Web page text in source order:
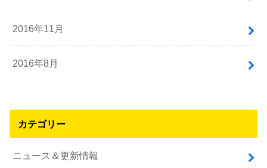
2016年11月
2016年8月
カテゴリー
ニュース＆更新情報